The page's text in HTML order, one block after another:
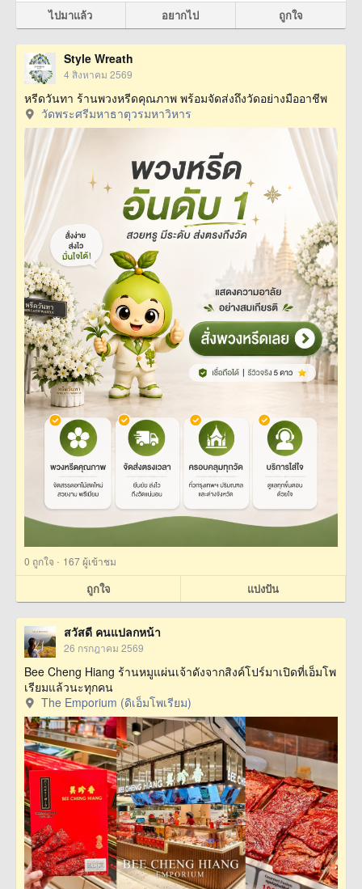
ไปมาแล้ว อยากไป ถูกใจ
Style Wreath
4 สิงหาคม 2569
หรีดวันทา ร้านพวงหรีดคุณภาพ พร้อมจัดส่งถึงวัดอย่างมืออาชีพ
วัดพระศรีมหาธาตุวรมหาวิหาร
0 ถูกใจ · 167 ผู้เข้าชม
ถูกใจ แบ่งปัน
สวัสดี คนแปลกหน้า
26 กรกฎาคม 2569
Bee Cheng Hiang ร้านหมูแผ่นเจ้าดังจากสิงค์โปร์มาเปิดที่เอ็มโพ
เรียมแล้วนะทุกคน
The Emporium (ดิเอ็มโพเรียม)